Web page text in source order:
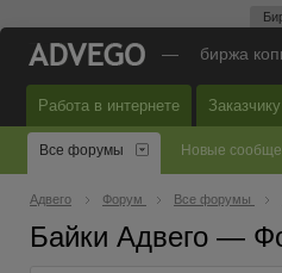
— биржа
Работа в интернете Заказчику
Все форумы Новые
Адвего Форум Все форумы
Байки Адвего —